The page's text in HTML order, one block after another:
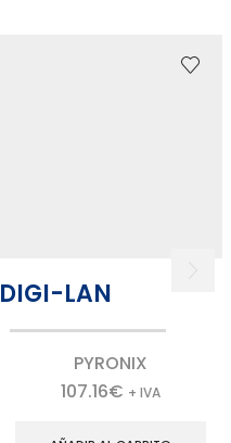
DIGI-LAN
PYRONIX
107.16€ + IVA